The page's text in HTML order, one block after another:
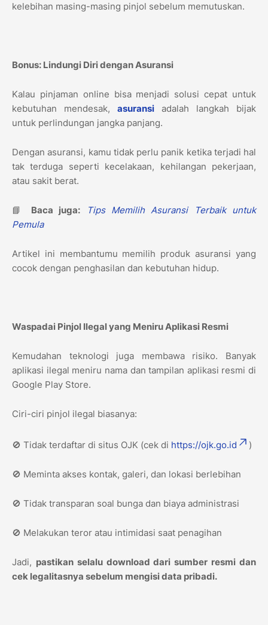
kelebihan masing-masing pinjol sebelum memutuskan.
Bonus: Lindungi Diri dengan Asuransi
Kalau pinjaman online bisa menjadi solusi cepat untuk
kebutuhan mendesak, asuransi adalah langkah bijak
untuk perlindungan jangka panjang.
Dengan asuransi, kamu tidak perlu panik ketika terjadi hal
tak terduga seperti kecelakaan, kehilangan pekerjaan,
atau sakit berat.
📘 Baca juga:
Tips Memilih Asuransi Terbaik untuk
Pemula
Artikel ini membantumu memilih produk asuransi yang
cocok dengan penghasilan dan kebutuhan hidup.
Waspadai Pinjol Ilegal yang Meniru Aplikasi Resmi
Kemudahan teknologi juga membawa risiko. Banyak
aplikasi ilegal meniru nama dan tampilan aplikasi resmi di
Google Play Store.
Ciri-ciri pinjol ilegal biasanya:
🚫 Tidak terdaftar di situs OJK (cek di https://ojk.go.id )
🚫 Meminta akses kontak, galeri, dan lokasi berlebihan
🚫 Tidak transparan soal bunga dan biaya administrasi
🚫 Melakukan teror atau intimidasi saat penagihan
Jadi, pastikan selalu download dari sumber resmi dan
cek legalitasnya sebelum mengisi data pribadi.